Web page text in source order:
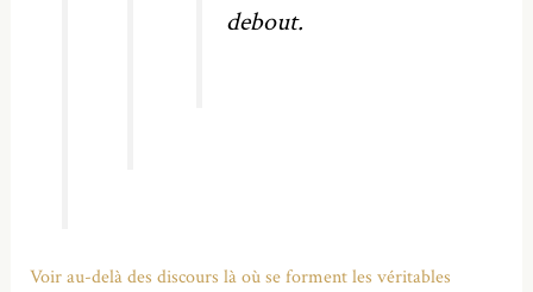
debout.
Voir au-delà des discours là où se forment les véritables